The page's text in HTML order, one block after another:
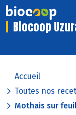
Biocoop
Accueil
Toutes nos
Mothais sur